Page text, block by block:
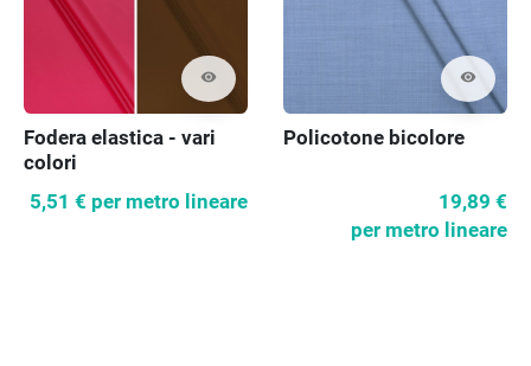
visibility
Fodera elastica - vari
colori
5,51 € per metro lineare
visibility
Policotone bicolore
19,89 €
per metro lineare